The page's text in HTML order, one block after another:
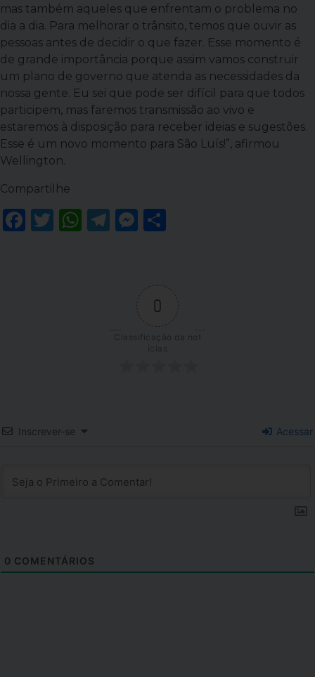
mas também aqueles que enfrentam o problema no
dia a dia. Para melhorar o trânsito, temos que ouvir as
pessoas antes de decidir o que fazer. Esse momento é
de grande importância porque assim vamos construir
um plano de governo que atenda as necessidades da
nossa gente. Eu sei que pode ser difícil para que todos
participem, mas faremos transmissão ao vivo e
estaremos à disposição para receber ideias e sugestões.
Esse é um novo momento para São Luís!”, afirmou
Wellington.
Compartilhe
Facebook
Twitter
WhatsApp
Telegram
Messenger
0
Classificação da not
Inscrever-se Acessar
0 COMENTÁRIOS